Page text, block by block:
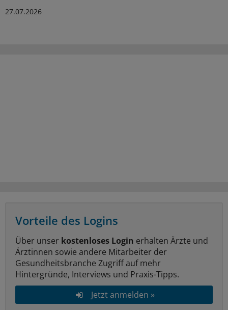
27.07.2026
Vorteile des Logins
Über unser kostenloses Login erhalten Ärzte und
Ärztinnen sowie andere Mitarbeiter der
Gesundheitsbranche Zugriff auf mehr
Hintergründe, Interviews und Praxis-Tipps.
Jetzt anmelden »